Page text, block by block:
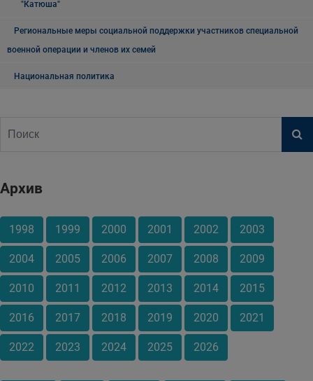
"Катюша"
Региональные меры социальной поддержки участников специальной
военной операции и членов их семей
Национальная политика
Архив
1998 1999 2000 2001 2002 2003
2004 2005 2006 2007 2008 2009
2010 2011 2012 2013 2014 2015
2016 2017 2018 2019 2020 2021
2022 2023 2024 2025 2026